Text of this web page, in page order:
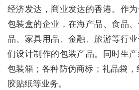
经济发达，商业发达的香港。作
包装盒的企业，在海产品、食品
品、家具用品、金融、旅游等行
们设计制作的包装产品。同时生
包装箱；各种防伪商标；礼品袋
胶贴纸等业务。